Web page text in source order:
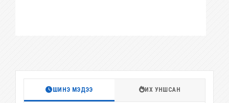
ШИНЭ МЭДЭЭ ИХ УНШСАН